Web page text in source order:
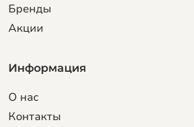
Бренды
Акции
Информация
О нас
Контакты